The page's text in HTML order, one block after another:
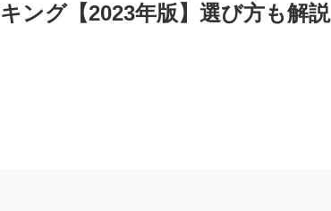
ング【2023年版】選び方も解説